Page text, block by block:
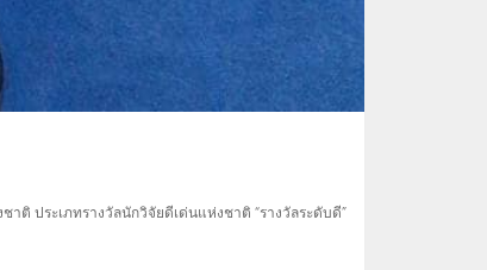
ติ ประเภทรางวัลนักวิจัยดีเด่นแห่งชาติ “รางวัลระดับดี”